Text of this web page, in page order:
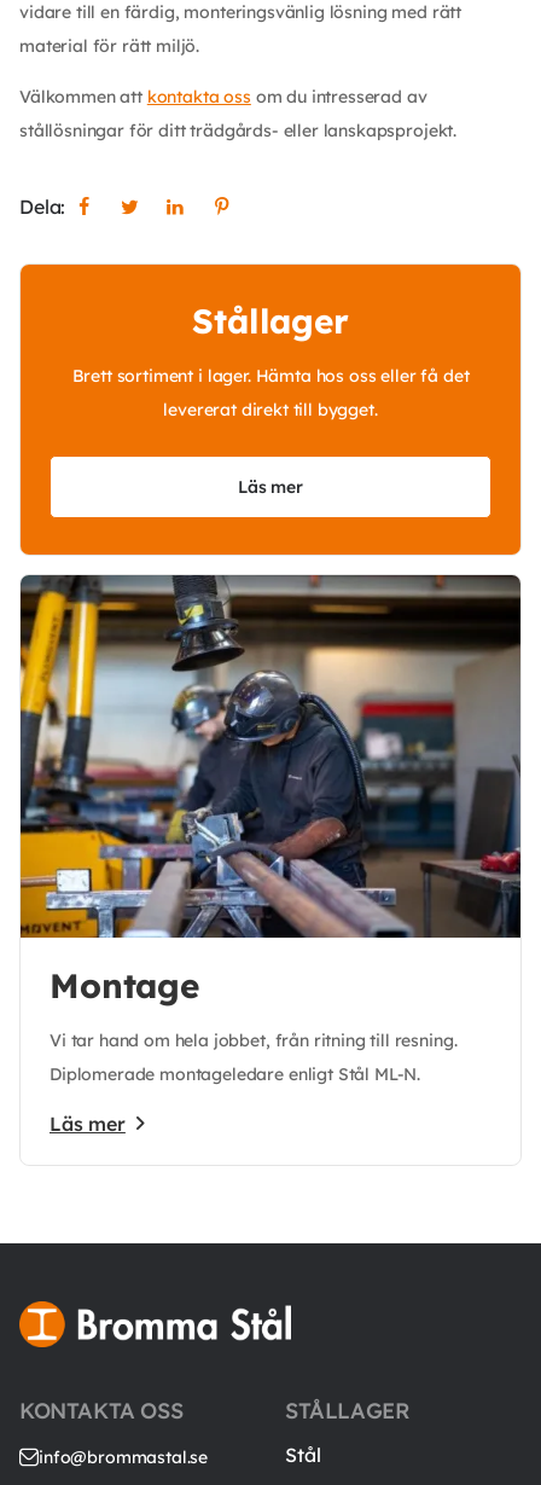
vidare till en färdig, monteringsvänlig lösning med rätt
material för rätt miljö.
Välkommen att kontakta oss om du intresserad av
stållösningar för ditt trädgårds- eller lanskapsprojekt.
Dela:
Stållager
Brett sortiment i lager. Hämta hos oss eller få det
levererat direkt till bygget.
Läs mer
Montage
Vi tar hand om hela jobbet, från ritning till resning.
Diplomerade montageledare enligt Stål ML-N.
Läs mer
KONTAKTA OSS
info@brommastal.se
STÅLLAGER
Stål